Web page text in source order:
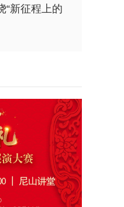
“新征程上的